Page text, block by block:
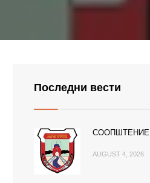
Последни вести
СООПШТЕНИЕ
AUGUST 4, 2026